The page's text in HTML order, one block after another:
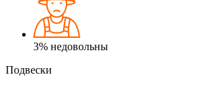
3% недовольны
Подвески